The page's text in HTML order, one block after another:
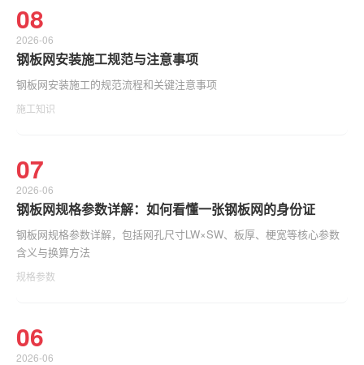
08
2026-06
钢板网安装施工规范与注意事项
钢板网安装施工的规范流程和关键注意事项
施工知识
07
2026-06
钢板网规格参数详解：如何看懂一张钢板网的身份证
钢板网规格参数详解，包括网孔尺寸LW×SW、板厚、梗宽等核心参数
含义与换算方法
规格参数
06
2026-06